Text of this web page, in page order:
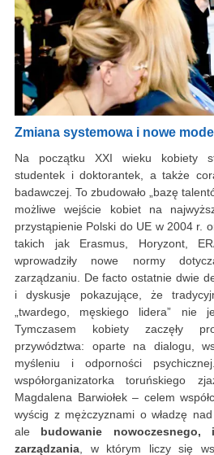
Zmiana systemowa i nowe
Na początku XXI wieku kobiety
studentek i doktorantek, a także
badawczej. To zbudowało „bazę
możliwe wejście kobiet na
przystąpienie Polski do UE w 2004 r.
takich jak Erasmus, Horyzont,
wprowadziły nowe normy
zarządzaniu. De facto ostatnie dwie
i dyskusje pokazujące, że
„twardego, męskiego lidera” nie
Tymczasem kobiety zaczęły
przywództwa: oparte na dialogu,
myśleniu i odporności
współorganizatorka
Magdalena Barwiołek – celem
wyścig z mężczyznami o władzę
ale budowanie nowoczesnego,
zarządzania, w którym liczy się